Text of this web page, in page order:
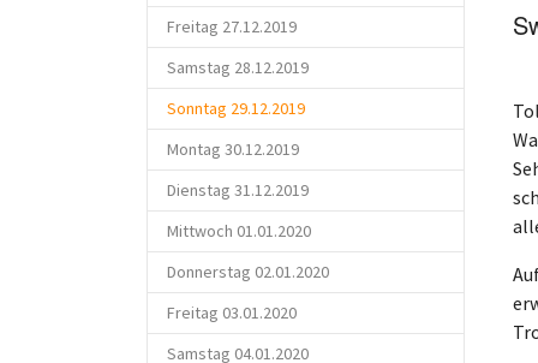
Freitag 27.12.2019
Samstag 28.12.2019
Sonntag 29.12.2019(current)
Montag 30.12.2019
Dienstag 31.12.2019
Mittwoch 01.01.2020
Donnerstag 02.01.2020
Freitag 03.01.2020
Samstag 04.01.2020